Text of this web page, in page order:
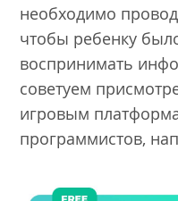
необходимо
чтобы ребенку
воспринимать
советуем
игровым
программистов,